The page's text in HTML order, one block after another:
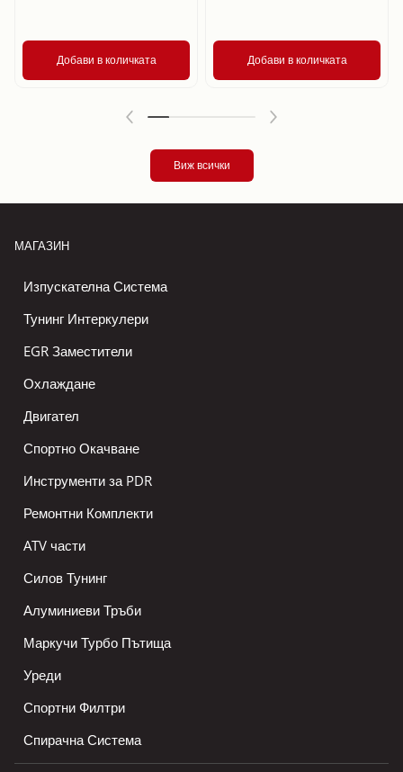
Добави в количката Добави в количката
Виж всички
МАГАЗИН
Изпускателна Система
Тунинг Интеркулери
EGR Заместители
Охлаждане
Двигател
Спортно Окачване
Инструменти за PDR
Ремонтни Комплекти
ATV части
Силов Тунинг
Алуминиеви Тръби
Маркучи Турбо Пътища
Уреди
Спортни Филтри
Спирачна Система